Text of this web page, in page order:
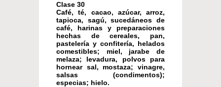
Clase 30
Café, té, cacao, azúcar, arroz,
tapioca, sagú, sucedáneos de
café, harinas y preparaciones
hechas de cereales, pan,
pastelería y confitería, helados
comestibles; miel, jarabe de
melaza; levadura, polvos para
hornear sal, mostaza; vinagre,
salsas (condimentos);
especias; hielo.